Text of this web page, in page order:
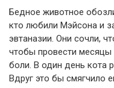
Бедное животное
кто любили Мэйсона и
эвтаназии. Они сочли,
чтобы провести месяцы
боли. В один день кота
Вдруг это бы смягчило